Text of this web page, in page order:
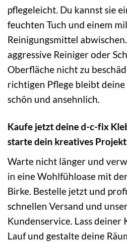
pflegeleicht. Du kannst sie
feuchten Tuch und einem
Reinigungsmittel
aggressive Reiniger oder
Oberfläche nicht zu
richtigen Pflege bleibt
schön und ansehnlich.
Kaufe jetzt deine d-c-fix
starte dein kreatives
Warte nicht länger und
in eine Wohlfühloase mit
Birke. Bestelle jetzt und
schnellen Versand und
Kundenservice. Lass
Lauf und gestalte deine